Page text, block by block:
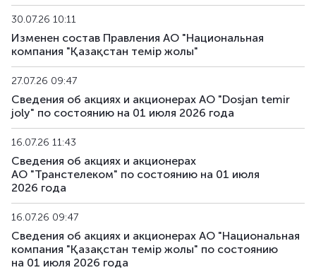
30.07.26 10:11
Изменен состав Правления АО "Национальная
компания "Қазақстан темір жолы"
27.07.26 09:47
Сведения об акциях и акционерах АО "Dosjan temir
joly" по состоянию на 01 июля 2026 года
16.07.26 11:43
Сведения об акциях и акционерах
АО "Транстелеком" по состоянию на 01 июля
2026 года
16.07.26 09:47
Сведения об акциях и акционерах АО "Национальная
компания "Қазақстан темір жолы" по состоянию
на 01 июля 2026 года